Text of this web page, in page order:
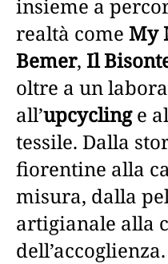
insieme a
realtà come My
Bemer, Il
oltre a un
all’upcyclinge
tessile. Dalla
fiorentine alla
misura, dalla
artigianale alla
dell’accoglienza.